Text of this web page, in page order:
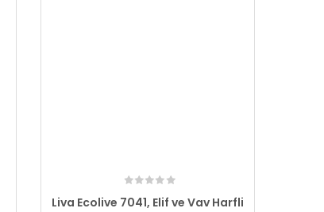
Liva Ecolive 7041, Elif ve Vav Harfli